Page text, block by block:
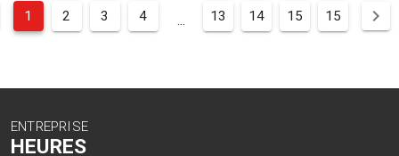
1 2 3 4 ... 13 14 15 15
ENTREPRISE
HEURES